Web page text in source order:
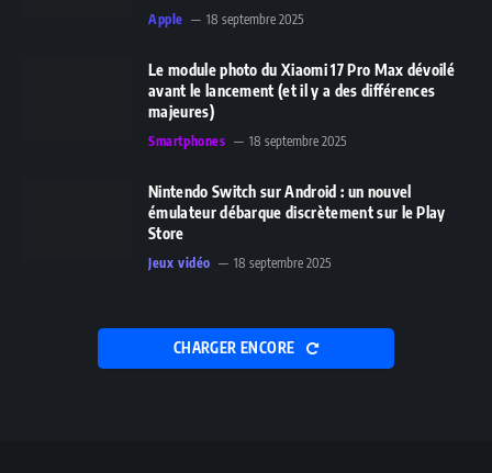
Apple 18 septembre 2025
Le module photo du Xiaomi 17 Pro Max dévoilé
avant le lancement (et il y a des différences
majeures)
Smartphones 18 septembre 2025
Nintendo Switch sur Android : un nouvel
émulateur débarque discrètement sur le Play
Store
Jeux vidéo 18 septembre 2025
CHARGER ENCORE